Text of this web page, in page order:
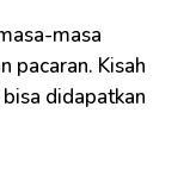
masa
pacaran. Kisah
didapatkan